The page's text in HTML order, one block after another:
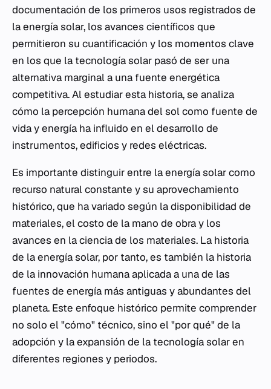
documentación de los primeros usos registrados de
la energía solar, los avances científicos que
permitieron su cuantificación y los momentos clave
en los que la tecnología solar pasó de ser una
alternativa marginal a una fuente energética
competitiva. Al estudiar esta historia, se analiza
cómo la percepción humana del sol como fuente de
vida y energía ha influido en el desarrollo de
instrumentos, edificios y redes eléctricas.
Es importante distinguir entre la energía solar como
recurso natural constante y su aprovechamiento
histórico, que ha variado según la disponibilidad de
materiales, el costo de la mano de obra y los
avances en la ciencia de los materiales. La historia
de la energía solar, por tanto, es también la historia
de la innovación humana aplicada a una de las
fuentes de energía más antiguas y abundantes del
planeta. Este enfoque histórico permite comprender
no solo el "cómo" técnico, sino el "por qué" de la
adopción y la expansión de la tecnología solar en
diferentes regiones y periodos.